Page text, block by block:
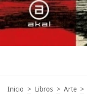
Inicio > Libros > Arte >